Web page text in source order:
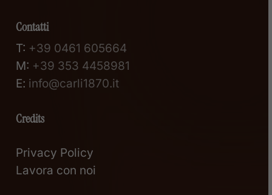
Contatti
T: +39 0461 605664
M: +39 353 4458981
E: info@carli1870.it
Credits
Privacy Policy
Lavora con noi